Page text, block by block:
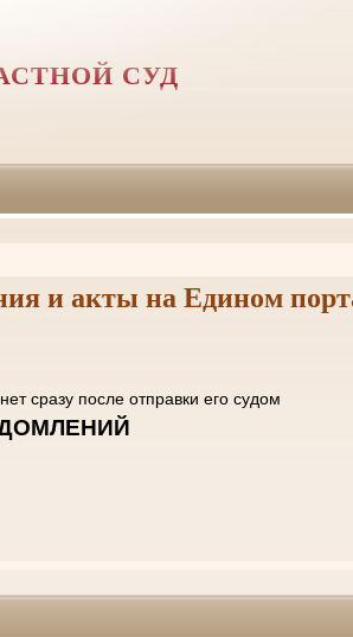
СУД
и акты на Едином
кабинет сразу после отправки
УВЕДОМЛЕНИЙ